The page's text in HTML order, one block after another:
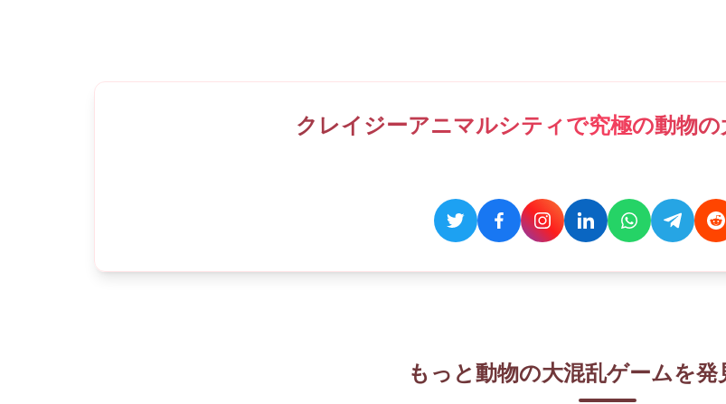
クレイジーアニマルシティで究極の動物の
もっと動物の大混乱ゲームを発